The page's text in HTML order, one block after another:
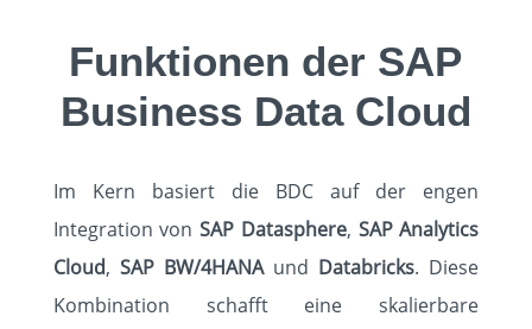
Funktionen der SAP
Business Data Cloud
Im Kern basiert die BDC auf der engen
Integration von SAP Datasphere, SAP Analytics
Cloud, SAP BW/4HANA und Databricks. Diese
Kombination schafft eine skalierbare